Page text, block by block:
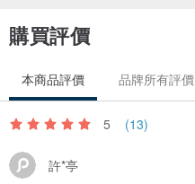
購買評價
本商品評價 品牌所有評價
5 (13)
許*亭